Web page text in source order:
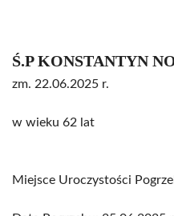
Ś.P KONSTANTYN
zm. 22.06.2025 r.
w wieku 62 lat
Miejsce Uroczystości